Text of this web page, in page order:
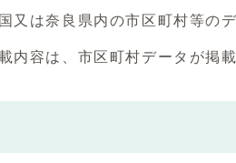
又は奈良県内の市区町村等の
内容は、市区町村データが掲